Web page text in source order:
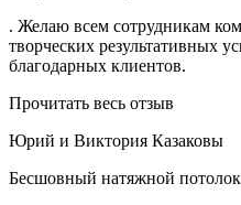
. Желаю всем сотрудникам
творческих результативных
благодарных клиентов.
Прочитать весь отзыв
Юрий и Виктория Казаковы
Бесшовный натяжной потолок